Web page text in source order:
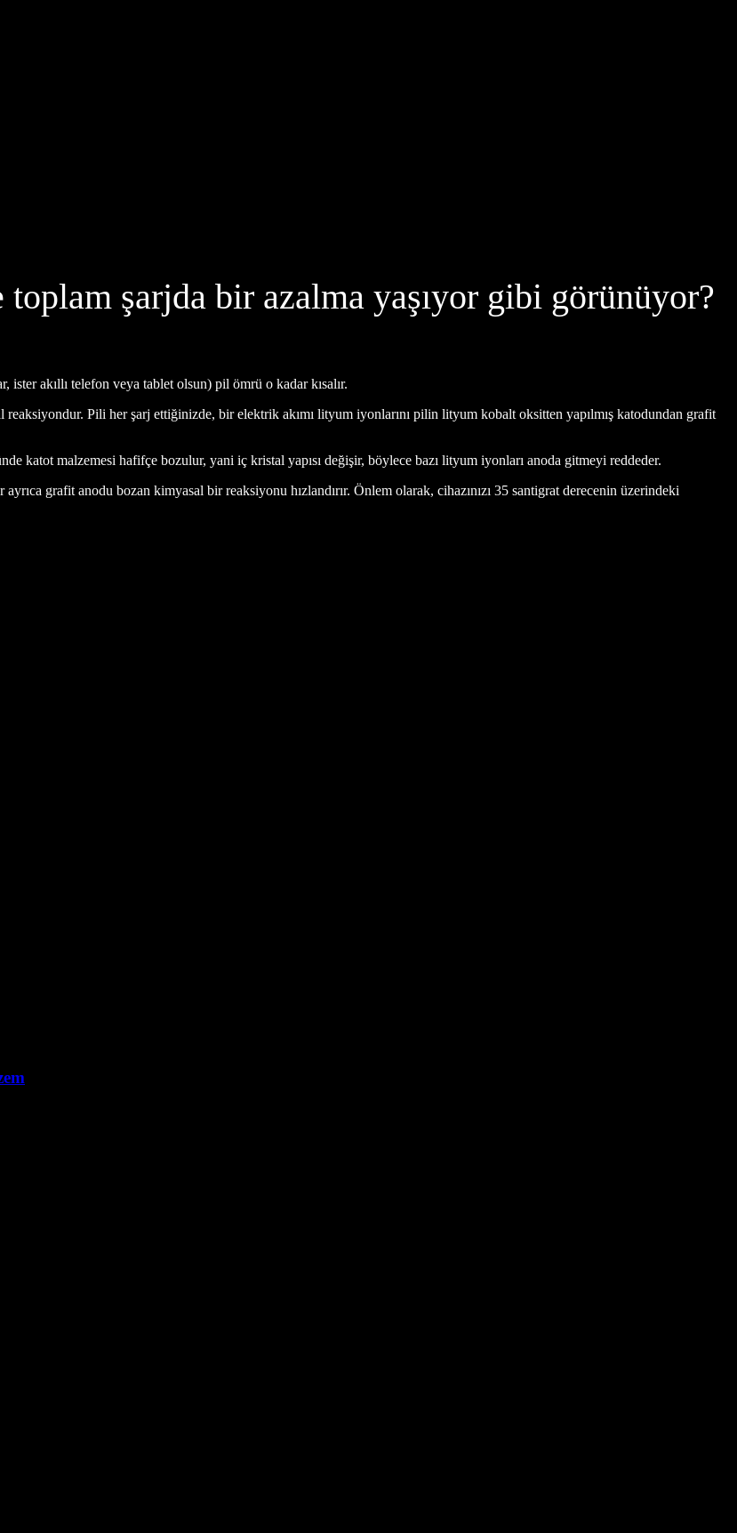
şarjda bir azalma yaşıyor gibi görünüyor?
ister akıllı telefon veya tablet olsun) pil ömrü o kadar kısalır.
Pili her şarj ettiğinizde, bir elektrik akımı lityum iyonlarını pilin lityum kobalt oksitten yapılmış katodundan grafit
katot malzemesi hafifçe bozulur, yani iç kristal yapısı değişir, böylece bazı lityum iyonları anoda gitmeyi reddeder.
grafit anodu bozan kimyasal bir reaksiyonu hızlandırır. Önlem olarak, cihazınızı 35 santigrat derecenin üzerindeki